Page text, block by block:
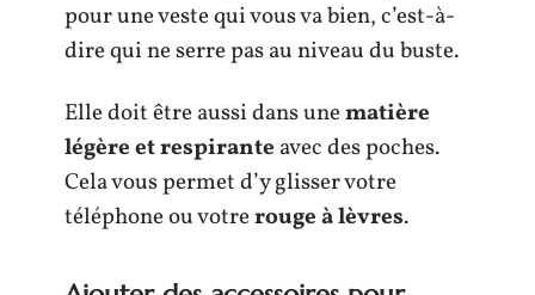
pour une veste qui vous va bien, c’est-à-
dire qui ne serre pas au niveau du buste.
Elle doit être aussi dans unematière
légère et respirante avec des poches.
Cela vous permet d’y glisser votre
téléphone ou votrerouge à lèvres.